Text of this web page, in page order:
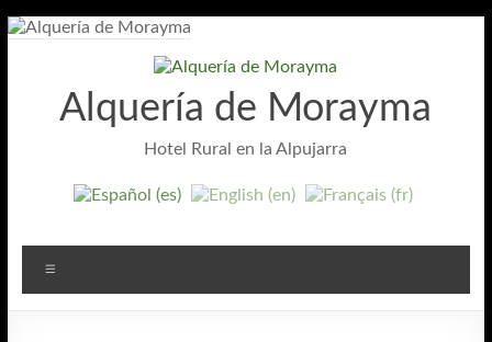
Saltar
Alquería de Morayma
Hotel Rural en la Alpujarra